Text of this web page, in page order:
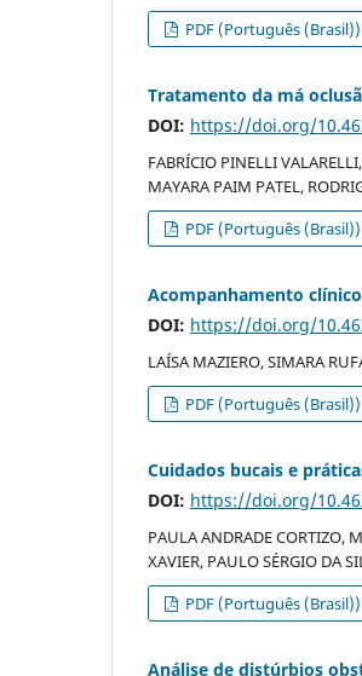
PDF (Português (Brasil))
Tratamento da má
DOI: https://doi.org/
FABRÍCIO PINELLI
MAYARA PAIM PATEL,
PDF (Português (Brasil))
Acompanhamento
DOI: https://doi.org/
LAÍSA MAZIERO, SIMARA
PDF (Português (Brasil))
Cuidados bucais e
DOI: https://doi.org/
PAULA ANDRADE CORTIZO,
XAVIER, PAULO SÉRGIO DA
PDF (Português (Brasil))
Análise de distúrbios